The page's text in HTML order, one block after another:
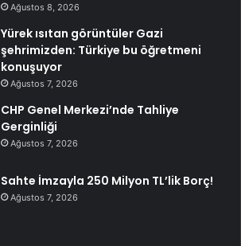
Ağustos 8, 2026
Yürek ısıtan görüntüler Gazi
şehrimizden: Türkiye bu öğretmeni
konuşuyor
Ağustos 7, 2026
CHP Genel Merkezi’nde Tahliye
Gerginliği
Ağustos 7, 2026
Sahte İmzayla 250 Milyon TL’lik Borç!
Ağustos 7, 2026